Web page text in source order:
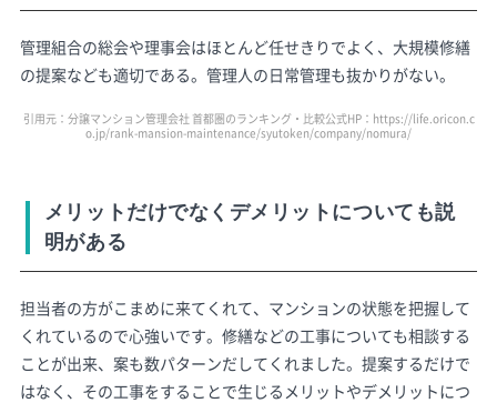
管理組合の総会や理事会はほとんど任せきりでよく、大規模修繕
の提案なども適切である。管理人の日常管理も抜かりがない。
引用元：分譲マンション管理会社 首都圏のランキング・比較公式HP： https://life.oricon.c
o.jp/rank-mansion-maintenance/syutoken/company/nomura/
メリットだけでなくデメリットについても説
明がある
担当者の方がこまめに来てくれて、マンションの状態を把握して
くれているので心強いです。修繕などの工事についても相談する
ことが出来、案も数パターンだしてくれました。提案するだけで
はなく、その工事をすることで生じるメリットやデメリットにつ